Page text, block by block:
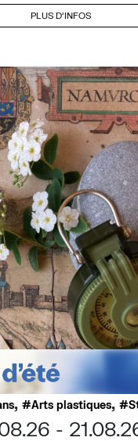
PLUS D'INFOS
, Arts plastiques,